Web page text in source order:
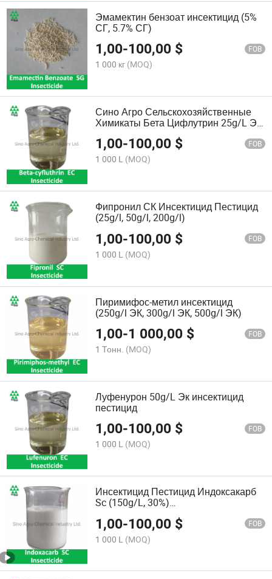
Эмамектин бензоат инсектицид (5%
СГ, 5.7% СГ)
1,00-100,00 $ FOB
1 000 кг (MOQ)
Сино Агро Сельскохозяйственные
Химикаты Бета Цифлутрин 25g/L Эк
Инсектицид Пестицид
1,00-100,00 $ FOB
1 000 L (MOQ)
Фипронил СК Инсектицид Пестицид
(25g/l, 50g/l, 200g/l)
1,00-100,00 $ FOB
1 000 L (MOQ)
Пиримифос-метил инсектицид
(250g/l ЭК, 300g/l ЭК, 500g/l ЭК)
1,00-1 000,00 $ FOB
1 Тонн. (MOQ)
Луфенурон 50g/L Эк инсектицид
пестицид
1,00-100,00 $ FOB
1 000 L (MOQ)
Инсектицид Пестицид Индоксакарб
Sc (150g/L, 30%)
1,00-100,00 $ FOB
1 000 L (MOQ)